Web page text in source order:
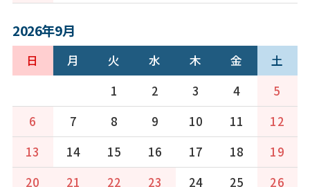
2026年9月
日 月 火 水 木 金
土
1
2 3 4
5
6
7 8 9 10 11
12
13
14 15 16 17 18
19
20
21 22 23 24 25
26